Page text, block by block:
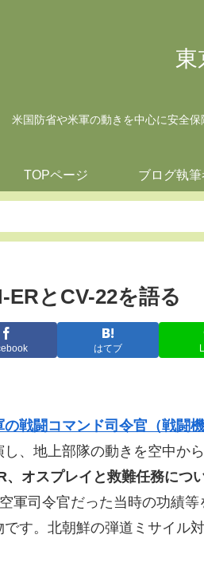
東
米国防省や米軍の動きを中心に安全
TOPページ ブログ執
とCV-22を語る
はてブ
戦闘コマンド司令官（戦闘機
、地上部隊の動きを空中か
オスプレイと救難任務につ
軍司令官だった当時の功績等
す。北朝鮮の弾道ミサイル